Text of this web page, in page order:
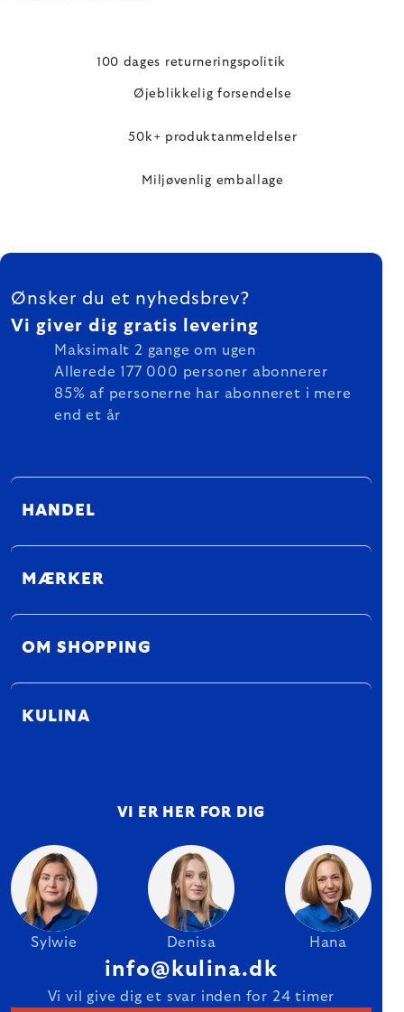
100 dages returneringspolitik
Øjeblikkelig forsendelse
50k+ produktanmeldelser
Miljøvenlig emballage
FOOTER
Ønsker du et nyhedsbrev?
Vi giver dig gratis levering
Maksimalt 2 gange om ugen
Allerede 177 000 personer abonnerer
85% af personerne har abonneret i mere
end et år
HANDEL
MÆRKER
OM SHOPPING
KULINA
VI ER HER FOR DIG
Sylwie Denisa Hana
info@kulina.dk
Vi vil give dig et svar inden for 24 timer